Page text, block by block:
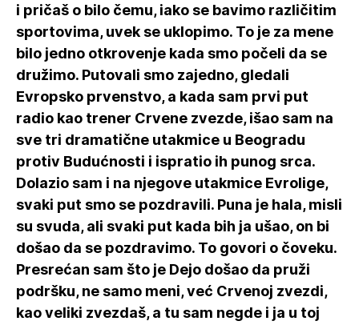
i pričaš o bilo čemu, iako se bavimo različitim
sportovima, uvek se uklopimo. To je za mene
bilo jedno otkrovenje kada smo počeli da se
družimo. Putovali smo zajedno, gledali
Evropsko prvenstvo, a kada sam prvi put
radio kao trener Crvene zvezde, išao sam na
sve tri dramatične utakmice u Beogradu
protiv Budućnosti i ispratio ih punog srca.
Dolazio sam i na njegove utakmice Evrolige,
svaki put smo se pozdravili. Puna je hala, misli
su svuda, ali svaki put kada bih ja ušao, on bi
došao da se pozdravimo. To govori o čoveku.
Presrećan sam što je Dejo došao da pruži
podršku, ne samo meni, već Crvenoj zvezdi,
kao veliki zvezdaš, a tu sam negde i ja u toj